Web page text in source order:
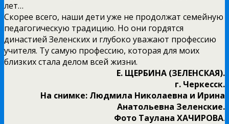
лет…
Скорее всего, наши дети уже не продолжат семейную
педагогическую традицию. Но они гордятся
династией Зеленских и глубоко уважают профессию
учителя. Ту самую профессию, которая для моих
близких стала делом всей жизни.
Е. ЩЕРБИНА (ЗЕЛЕНСКАЯ).
г. Черкесск.
На снимке: Людмила Николаевна и Ирина
Анатольевна Зеленские.
Фото Таулана ХАЧИРОВА.